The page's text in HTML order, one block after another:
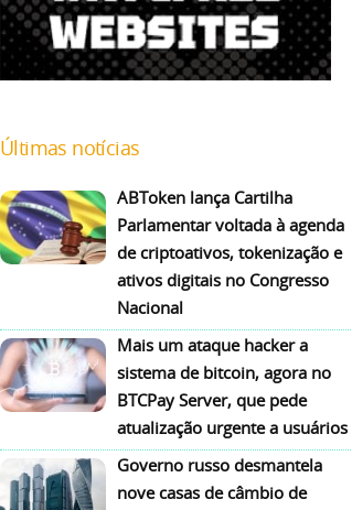
Últimas notícias
ABToken lança Cartilha
Parlamentar voltada à agenda
de criptoativos, tokenização e
ativos digitais no Congresso
Nacional
Mais um ataque hacker a
sistema de bitcoin, agora no
BTCPay Server, que pede
atualização urgente a usuários
Governo russo desmantela
nove casas de câmbio de